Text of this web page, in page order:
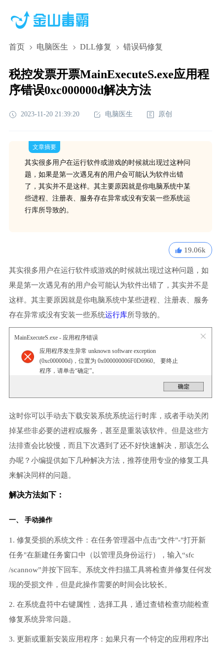
首页 电脑医生 DLL修复 错误码修复
税控发票开票MainExecuteS.exe应用程
序错误0xc000000d解决方法
2023-11-20 21:39:20 电脑医生 原创
文章摘要
其实很多用户在运行软件或游戏的时候就出现过这种问
题，如果是第一次遇见有的用户会可能认为软件出错
了，其实并不是这样。其主要原因就是你电脑系统中某
些进程、注册表、服务存在异常或没有安装一些系统运
行库所导致的。
19.06k
其实很多用户在运行软件或游戏的时候就出现过这种问题，如
果是第一次遇见有的用户会可能认为软件出错了，其实并不是
这样。其主要原因就是你电脑系统中某些进程、注册表、服务
存在异常或没有安装一些系统运行库所导致的。
MainExecuteS.exe - 应用程序错误
应用程序发生异常 unknown software exception
(0xc000000d)，位置为 0x000000006F0D6960。 要终止
程序，请单击“确定”。
这时你可以手动去下载安装系统系统运行时库，或者手动关闭
掉某些非必要的进程或服务，甚至是重装该软件。但是这些方
法排查会比较慢，而且下次遇到了还不好快速解决，那该怎么
办呢？小编提供如下几种解决方法，推荐使用专业的修复工具
来解决同样的问题。
解决方法如下：
一、 手动操作
1. 修复受损的系统文件：在任务管理器中点击"文件"-"打开新
任务"在新建任务窗口中（以管理员身份运行），输入“sfc
/scannow”并按下回车。系统文件扫描工具将检查并修复任何发
现的受损文件，但是此操作需要的时间会比较长。
2. 在系统盘符中右键属性，选择工具，通过查错检查功能检查
修复系统异常问题。
3. 更新或重新安装应用程序：如果只有一个特定的应用程序出